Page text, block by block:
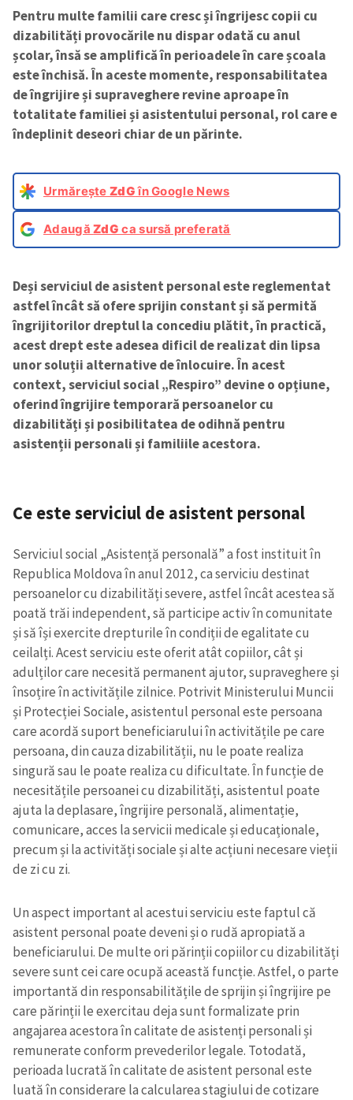
Pentru multe familii care cresc și îngrijesc copii cu
dizabilități provocările nu dispar odată cu anul
școlar, însă se amplifică în perioadele în care școala
este închisă. În aceste momente, responsabilitatea
de îngrijire și supraveghere revine aproape în
totalitate familiei și asistentului personal, rol care e
îndeplinit deseori chiar de un părinte.
Urmărește ZdGîn Google News
AdaugăZdG ca sursă preferată
Deși serviciul de asistent personal este reglementat
astfel încât să ofere sprijin constant și să permită
îngrijitorilor dreptul la concediu plătit, în practică,
acest drept este adesea dificil de realizat din lipsa
unor soluții alternative de înlocuire. În acest
context, serviciul social „Respiro” devine o opțiune,
oferind îngrijire temporară persoanelor cu
dizabilități și posibilitatea de odihnă pentru
asistenții personali și familiile acestora.
Ce este serviciul de asistent personal
Serviciul social „Asistență personală” a fost instituit în
Republica Moldova în anul 2012, ca serviciu destinat
persoanelor cu dizabilități severe, astfel încât acestea să
poată trăi independent, să participe activ în comunitate
și să își exercite drepturile în condiții de egalitate cu
ceilalți. Acest serviciu este oferit atât copiilor, cât și
adulților care necesită permanent ajutor, supraveghere și
însoțire în activitățile zilnice. Potrivit Ministerului Muncii
și Protecției Sociale, asistentul personal este persoana
care acordă suport beneficiarului în activitățile pe care
persoana, din cauza dizabilității, nu le poate realiza
singură sau le poate realiza cu dificultate. În funcție de
necesitățile persoanei cu dizabilități, asistentul poate
ajuta la deplasare, îngrijire personală, alimentație,
comunicare, acces la servicii medicale și educaționale,
precum și la activități sociale și alte acțiuni necesare vieții
de zi cu zi.
Un aspect important al acestui serviciu este faptul că
asistent personal poate deveni și o rudă apropiată a
beneficiarului. De multe ori părinții copiilor cu dizabilități
severe sunt cei care ocupă această funcție. Astfel, o parte
importantă din responsabilitățile de sprijin și îngrijire pe
care părinții le exercitau deja sunt formalizate prin
angajarea acestora în calitate de asistenți personali și
remunerate conform prevederilor legale. Totodată,
perioada lucrată în calitate de asistent personal este
luată în considerare la calcularea stagiului de cotizare